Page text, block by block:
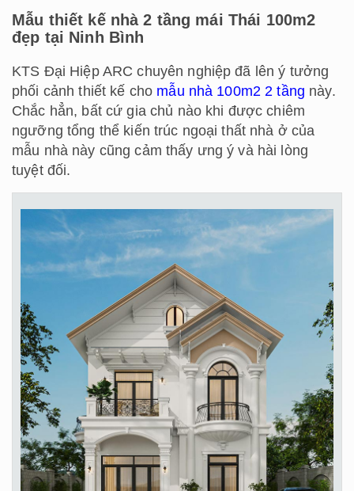
Mẫu thiết kế nhà 2 tầng mái Thái 100m2
đẹp tại Ninh Bình
KTS Đại Hiệp ARC chuyên nghiệp đã lên ý tưởng
phối cảnh thiết kế cho mẫu nhà 100m2 2 tầng này.
Chắc hẳn, bất cứ gia chủ nào khi được chiêm
ngưỡng tổng thể kiến trúc ngoại thất nhà ở của
mẫu nhà này cũng cảm thấy ưng ý và hài lòng
tuyệt đối.